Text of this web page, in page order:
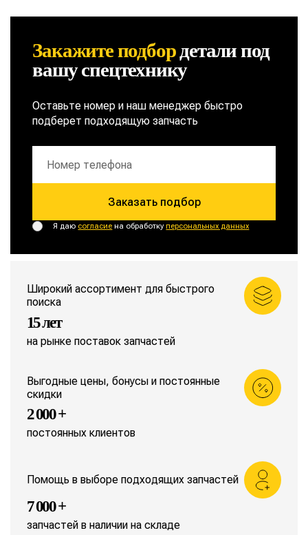
Закажите подбордеталипод
вашу спецтехнику
Оставьте номер и наш менеджер быстро
подберет подходящую запчасть
Заказать подбор
Я даю согласие на обработкуперсональных данных
Широкий ассортимент для быстрого
поиска
15 лет
на рынке поставок запчастей
Выгодные цены, бонусы и постоянные
скидки
2 000 +
постоянных клиентов
Помощь в выборе подходящих запчастей
7 000 +
запчастей в наличии на складе